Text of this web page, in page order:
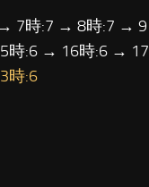
7時:7 → 8時:7 → 9
時:6 → 16時:6 → 17
時:6